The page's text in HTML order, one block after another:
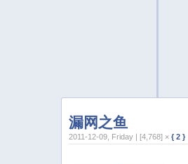
漏网之鱼
2011-12-09, Friday | [4,768] ×{ 2 }